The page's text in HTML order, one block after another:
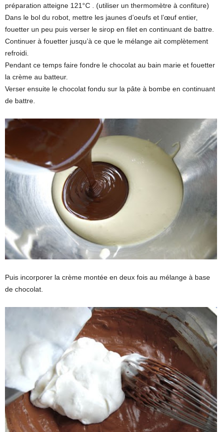
préparation atteigne 121°C . (utiliser un thermomètre à confiture)
Dans le bol du robot, mettre les jaunes d’oeufs et l’œuf entier,
fouetter un peu puis verser le sirop en filet en continuant de battre.
Continuer à fouetter jusqu’à ce que le mélange ait complètement
refroidi.
Pendant ce temps faire fondre le chocolat au bain marie et fouetter
la crème au batteur.
Verser ensuite le chocolat fondu sur la pâte à bombe en continuant
de battre.
Puis incorporer la crème montée en deux fois au mélange à base
de chocolat.